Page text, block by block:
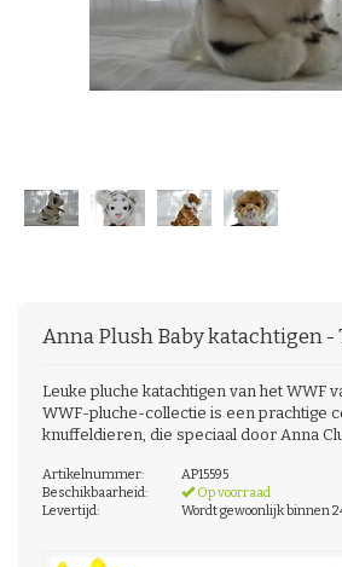
Anna PlushBaby katachtigen -
Leuke pluche katachtigen van het WWF
WWF-pluche-collectie is een prachtige
knuffeldieren, die speciaal door Anna
Artikelnummer:
AP15595
Beschikbaarheid:
Op voorraad
Levertijd:
Wordt gewoonlijk binnen